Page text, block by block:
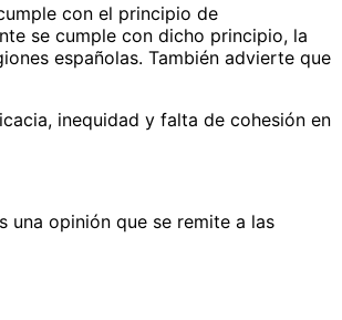
con el principio de
se cumple con dicho principio, la
españolas. También advierte que
inequidad y falta de cohesión en
una opinión que se remite a las